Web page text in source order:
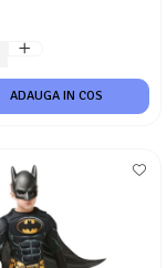
ADAUGA IN COS